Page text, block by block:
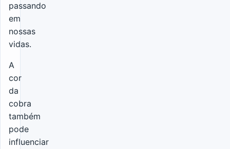
passando
em
nossas
vidas.
A
cor
da
cobra
também
pode
influenciar